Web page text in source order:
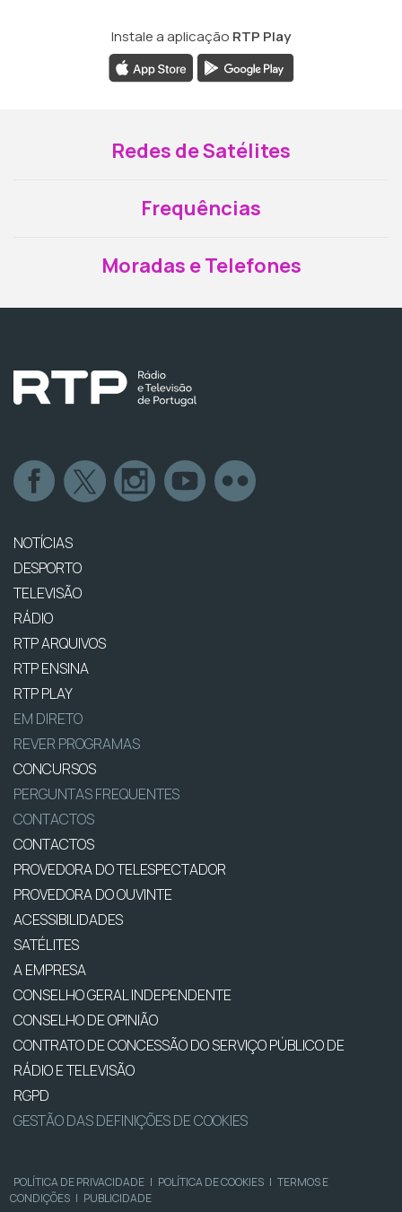
Instale a aplicação RTP Play
Redes de Satélites
Frequências
Moradas e Telefones
NOTÍCIAS
DESPORTO
TELEVISÃO
RÁDIO
RTP ARQUIVOS
RTP ENSINA
RTP PLAY
EM DIRETO
REVER PROGRAMAS
CONCURSOS
PERGUNTAS FREQUENTES
CONTACTOS
CONTACTOS
PROVEDORA DO TELESPECTADOR
PROVEDORA DO OUVINTE
ACESSIBILIDADES
SATÉLITES
A EMPRESA
CONSELHO GERAL INDEPENDENTE
CONSELHO DE OPINIÃO
CONTRATO DE CONCESSÃO DO SERVIÇO PÚBLICO DE
RÁDIO E TELEVISÃO
RGPD
GESTÃO DAS DEFINIÇÕES DE COOKIES
POLÍTICA DE PRIVACIDADE | POLÍTICA DE COOKIES | TERMOS E
CONDIÇÕES | PUBLICIDADE